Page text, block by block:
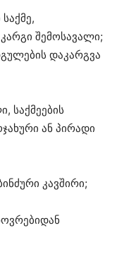
შემოსავალი;
დაკარგვა
საქმეების
ან პირადი
კავშირი;